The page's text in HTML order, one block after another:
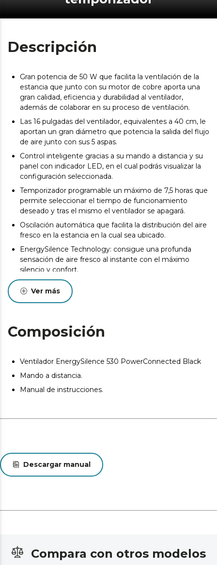
Descripción
Gran potencia de 50 W que facilita la ventilación de la
estancia que junto con su motor de cobre aporta una
gran calidad, eficiencia y durabilidad al ventilador,
además de colaborar en su proceso de ventilación.
Las 16 pulgadas del ventilador, equivalentes a 40 cm, le
aportan un gran diámetro que potencia la salida del flujo
de aire junto con sus 5 aspas.
Control inteligente gracias a su mando a distancia y su
panel con indicador LED, en el cual podrás visualizar la
configuración seleccionada.
Temporizador programable un máximo de 7,5 horas que
permite seleccionar el tiempo de funcionamiento
deseado y tras el mismo el ventilador se apagará.
Oscilación automática que facilita la distribución del aire
fresco en la estancia en la cual sea ubicado.
EnergySilence Technology: consigue una profunda
sensación de aire fresco al instante con el máximo
silencio y confort.
Altura e inclinación regulable de 110 a 130 cm para
conseguir un gran flujo de aire y hacia la dirección
deseada.
Ver más
Composición
Ventilador EnergySilence 530 PowerConnected Black
Mando a distancia.
Manual de instrucciones.
Descargar manual
Compara con otros modelos